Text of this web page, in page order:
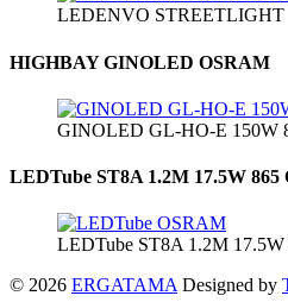
LEDENVO STREETLIGHT
HIGHBAY GINOLED OSRAM
GINOLED GL-HO-E 150W
LEDTube ST8A 1.2M 17.5W 865
LEDTube ST8A 1.2M
© 2026 ERGATAMA Designed by